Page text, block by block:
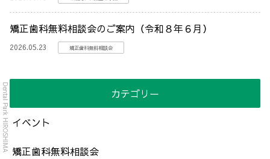
Dental Park HIROSHIMA
矯正歯科無料相談会のご案内（令和８年６月）
2026.05.23 矯正歯科無料相談会
カテゴリー
イベント
矯正歯科無料相談会